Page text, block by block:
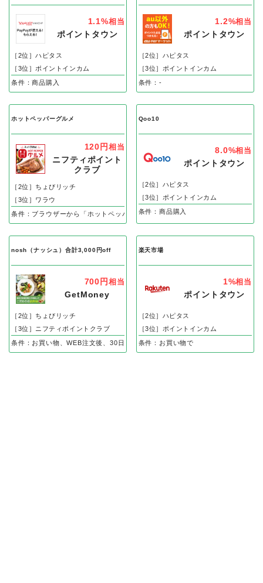
1.1%相当
ポイントタウン
［2位］ハピタス
［3位］ポイントインカム
条件：商品購入
1.2%相当
ポイントタウン
［2位］ハピタス
［3位］ポイントインカム
条件：-
ホットペッパーグルメ
120円 相当
ニフティポイント
クラブ
［2位］ちょびリッチ
［3位］ワラウ
条件：ブラウザーから「ホットペッパーグルメ」でリクエスト予約、即予約後の
Qoo10
8.0%相当
ポイントタウン
［2位］ハピタス
［3位］ポイントインカム
条件：商品購入
nosh（ナッシュ）合計3,000円off
700円 相当
GetMoney
［2位］ちょびリッチ
［3位］ニフティポイントクラブ
条件：お買い物、WEB注文後、30日以内の入金確認で
楽天市場
1%相当
ポイントタウン
［2位］ハピタス
［3位］ポイントインカム
条件：お買い物で